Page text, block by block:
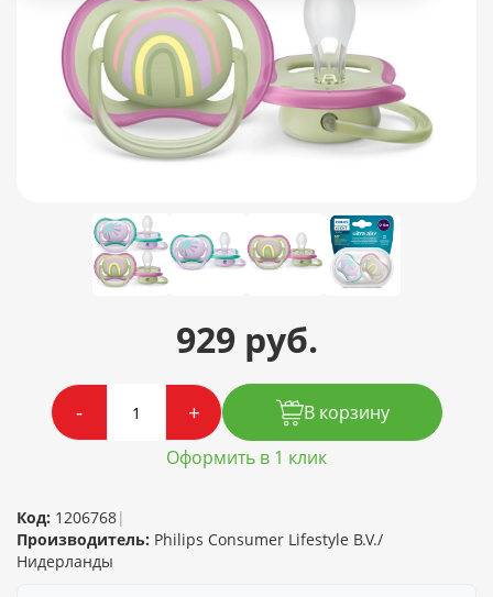
929 руб.
- +
В корзину
Оформить в 1 клик
Код: 1206768|
Производитель: Philips Consumer Lifestyle B.V./
Нидерланды